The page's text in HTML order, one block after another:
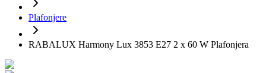
Plafonjere
RABALUX Harmony Lux 3853 E27 2 x 60 W Plafonjera